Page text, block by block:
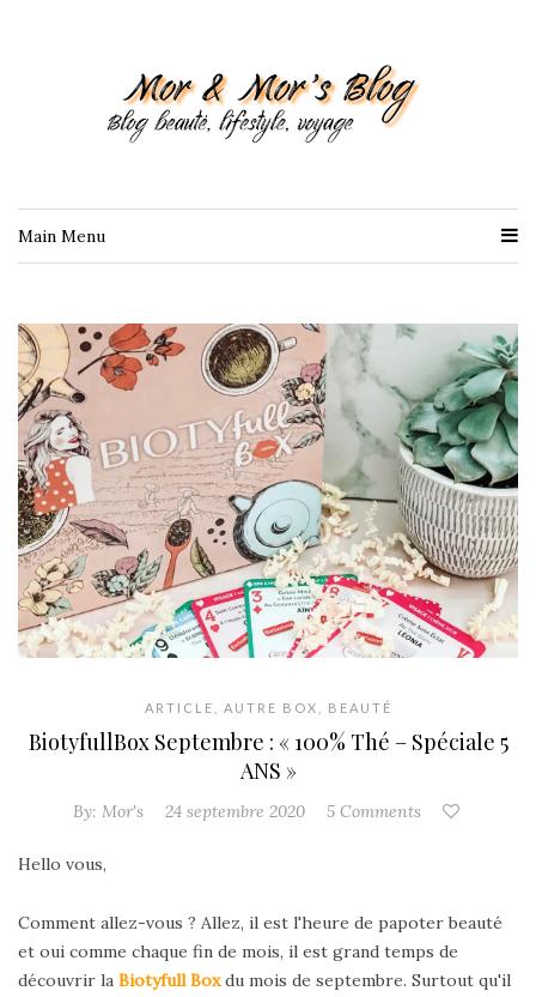
Main Menu
ARTICLE AUTRE BOX BEAUTÉ
BiotyfullBox Septembre : « 100% Thé – Spéciale 5
ANS »
By: Mor's 24 septembre 2020 5 Comments
Hello vous,
Comment allez-vous ? Allez, il est l'heure de papoter beauté
et oui comme chaque fin de mois, il est grand temps de
découvrir la Biotyfull Boxdu mois de septembre. Surtout qu'il